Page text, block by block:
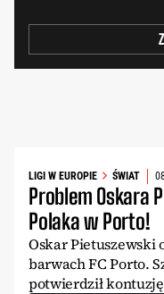
LIGI W EUROPIE ŚWIAT
Problem Oskara
Polaka w Porto!
Oskar Pietuszewski
barwach FC Porto.
potwierdził